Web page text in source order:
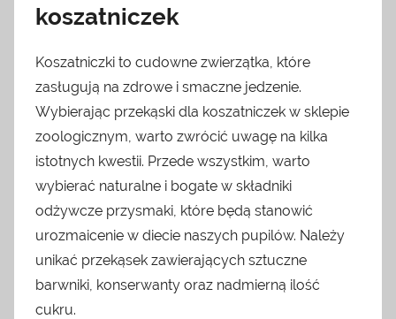
koszatniczek
Koszatniczki to cudowne zwierzątka, które
zasługują na zdrowe i smaczne jedzenie.
Wybierając przekąski dla koszatniczek w sklepie
zoologicznym, warto zwrócić uwagę na kilka
istotnych kwestii. Przede wszystkim, warto
wybierać naturalne i bogate w składniki
odżywcze przysmaki, które będą stanowić
urozmaicenie w diecie naszych pupilów. Należy
unikać przekąsek zawierających sztuczne
barwniki, konserwanty oraz nadmierną ilość
cukru.